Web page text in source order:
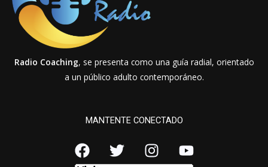
Radio Coaching, se presenta como una guía radial, orientado
a un público adulto contemporáneo.
MANTENTE CONECTADO